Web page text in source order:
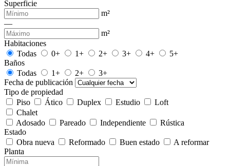
Superficie
m²
—
m²
Habitaciones
Todas
0+ 1+ 2+ 3+ 4+
5+
Baños
Todas
1+ 2+
3+
Fecha de publicación
Tipo de propiedad
Piso
Ático Duplex Estudio
Loft
Chalet
Adosado
Pareado Independiente
Rústica
Estado
Obra nueva
Reformado Buen estado
A reformar
Planta